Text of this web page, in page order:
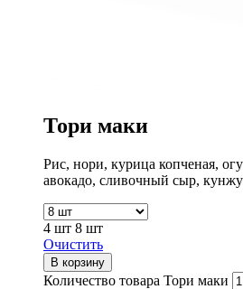
Тори маки
Рис, нори, курица копченая,
авокадо, сливочный сыр,
4 шт 8 шт
Очистить
В корзину
Количество товара Тори маки